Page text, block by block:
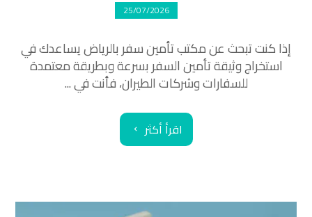
25/07/2026
إذا كنت تبحث عن مكتب تأمين سفر بالرياض يساعدك في
استخراج وثيقة تأمين السفر بسرعة وبطريقة معتمدة
للسفارات وشركات الطيران، فأنت في ...
اقرأ أكثر